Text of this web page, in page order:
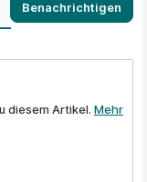
Benachrichtigen
diesem Artikel. Mehr